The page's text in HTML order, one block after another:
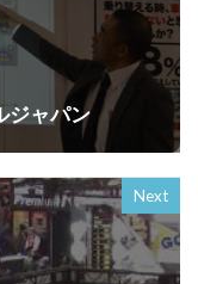
ジャパン
Next